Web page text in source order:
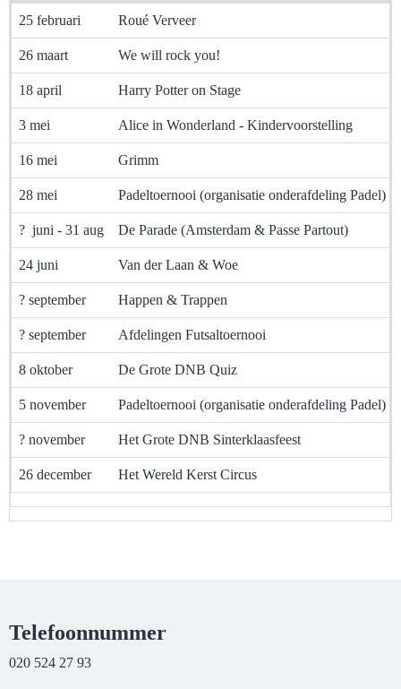
25 februari Roué Verveer
26 maart We will rock you!
18 april Harry Potter on Stage
3 mei Alice in Wonderland - Kindervoorstelling
16 mei Grimm
28 mei Padeltoernooi (organisatie onderafdeling Padel)
? juni - 31 aug De Parade (Amsterdam & Passe Partout)
24 juni Van der Laan & Woe
? september Happen & Trappen
? september Afdelingen Futsaltoernooi
8 oktober De Grote DNB Quiz
5 november Padeltoernooi (organisatie onderafdeling Padel)
? november Het Grote DNB Sinterklaasfeest
26 december Het Wereld Kerst Circus
Telefoonnummer
020 524 27 93